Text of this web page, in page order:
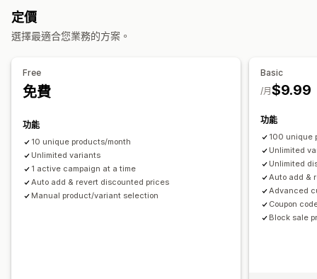
管理折扣
大量編輯 行銷活動 觸發條件與規則
定價
選擇最適合您業務的方案。
Free
免費
功能
10 unique products/month
Unlimited variants
1 active campaign at a time
Auto add & revert discounted prices
Manual product/variant selection
Basic
$9.99
/月
功能
100 unique
Unlimited
Unlimited
Auto add &
Advanced
Coupon
Block sale